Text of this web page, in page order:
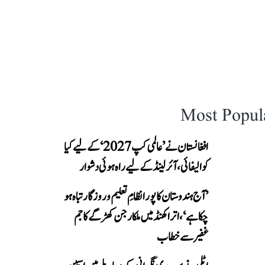
Most
افغانستان نے ’عالمی کپ 2027‘ کے لیے کیا
کوالیفائی، آئرلینڈ کے لیے راہ ہوئی دشوار
’آج ہندوستان کا پورا نظامِ تعلیم و روزگار تباہ ہو
چکا ہے‘، اتراکھنڈ میں ملکارجن کھڑگے کا جم
غفیر سے خطاب